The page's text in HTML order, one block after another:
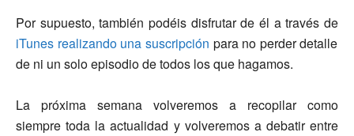
Por supuesto, también podéis disfrutar de él a través de
iTunes realizando una suscripción para no perder detalle
de ni un solo episodio de todos los que hagamos.
La próxima semana volveremos a recopilar como
siempre toda la actualidad y volveremos a debatir entre